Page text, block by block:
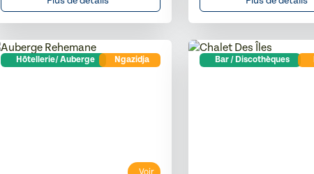
Hôtellerie/ Auberge Ngazidja
Voir
Bar / Discothèques